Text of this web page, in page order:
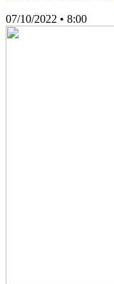
07/10/2022 • 8:00